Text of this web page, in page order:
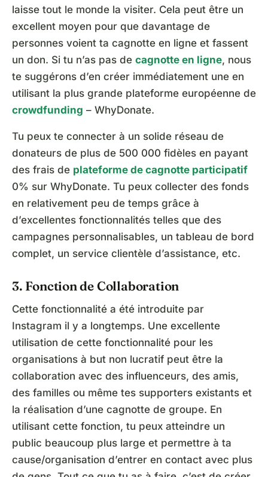
laisse tout le monde la visiter. Cela peut être un
excellent moyen pour que davantage de
personnes voient ta cagnotte en ligne et fassent
un don. Si tu n’as pas de cagnotte en ligne, nous
te suggérons d’en créer immédiatement une en
utilisant la plus grande plateforme européenne de
crowdfunding – WhyDonate.
Tu peux te connecter à un solide réseau de
donateurs de plus de 500 000 fidèles en payant
des frais de plateforme de cagnotte participatif
0% sur WhyDonate. Tu peux collecter des fonds
en relativement peu de temps grâce à
d’excellentes fonctionnalités telles que des
campagnes personnalisables, un tableau de bord
complet, un service clientèle d’assistance, etc.
3. Fonction de Collaboration
Cette fonctionnalité a été introduite par
Instagram il y a longtemps. Une excellente
utilisation de cette fonctionnalité pour les
organisations à but non lucratif peut être la
collaboration avec des influenceurs, des amis,
des familles ou même tes supporters existants et
la réalisation d’une cagnotte de groupe. En
utilisant cette fonction, tu peux atteindre un
public beaucoup plus large et permettre à ta
cause/organisation d’entrer en contact avec plus